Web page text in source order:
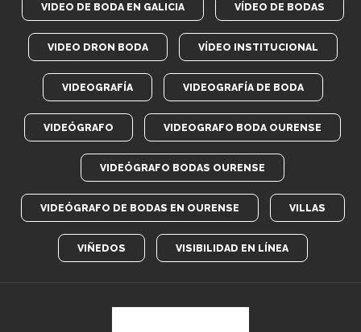
VIDEO DE BODA EN GALICIA VÍDEO DE BODAS
VIDEO DRON BODA VÍDEO INSTITUCIONAL
VIDEOGRAFÍA VIDEOGRAFÍA DE BODA
VIDEÓGRAFO VIDEOGRAFO BODA OURENSE
VIDEÓGRAFO BODAS OURENSE
VIDEÓGRAFO DE BODAS EN OURENSE VILLAS
VIÑEDOS VISIBILIDAD EN LÍNEA